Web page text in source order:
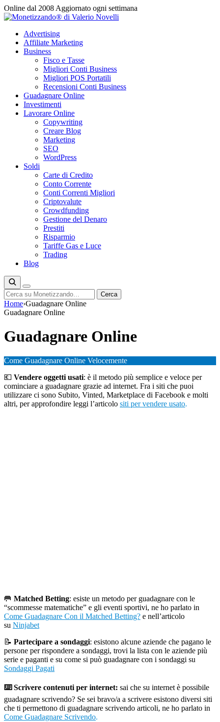
Vai
al
Online dal 2008 Aggiornato ogni settimana
Advertising
Affiliate Marketing
Business
Fisco e Tasse
Migliori Conti Business
Migliori POS Portatili
Recensioni Conti Business
Guadagnare Online
Investimenti
Lavorare Online
Copywriting
Creare Blog
Marketing
SEO
WordPress
Soldi
Carte di Credito
Conto Corrente
Conti Correnti Migliori
Criptovalute
Crowdfunding
Gestione del Denaro
Prestiti
Risparmio
Tariffe Gas e Luce
Trading
Blog
Cerca Cerca
Home›Guadagnare Online
Guadagnare Online
Guadagnare Online
Come Guadagnare Online Velocemente
💶 Vendere oggetti usati: è il metodo più semplice e veloce per
cominciare a guadagnare grazie ad internet. Fra i siti che puoi
utilizzare ci sono Subito, Vinted, Marketplace di Facebook e molti
altri, per approfondire leggi l’articolo siti per vendere usato.
🥅 Matched Betting: esiste un metodo per guadagnare con le
“scommesse matematiche” e gli eventi sportivi, ne ho parlato in
Come Guadagnare Con il Matched Betting? e nell’articolo
su Ninjabet
📝 Partecipare a sondaggi: esistono alcune aziende che pagano le
persone per rispondere a sondaggi, trovi la lista con le aziende più
serie e paganti e su come si può guadagnare con i sondaggi su
Sondaggi Pagati
⌨️ Scrivere contenuti per internet: sai che su internet è possibile
guadagnare scrivendo? Se sei bravo/a a scrivere esistono diversi siti
che ti permettono di guadagnare scrivendo articoli, ne ho parlato in
Come Guadagnare Scrivendo.